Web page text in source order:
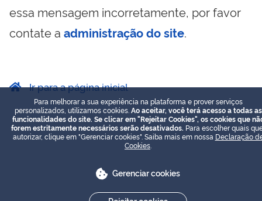
essa mensagem incorretamente, por favor
contate a administração do site.
Ir para a página inicial
Para melhorar a sua experiência na plataforma e prover serviços
personalizados, utilizamos cookies. Ao aceitar, você terá acesso a todas as
funcionalidades do site. Se clicar em "Rejeitar Cookies", os cookies que
forem estritamente necessários serão desativados. Para escolher quais
autorizar, clique em "Gerenciar cookies". Saiba mais em nossa Declaração
Cookies
Gerenciar cookies